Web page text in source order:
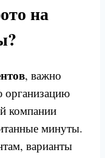
на
, важно
организацию
компании
минуты.
варианты